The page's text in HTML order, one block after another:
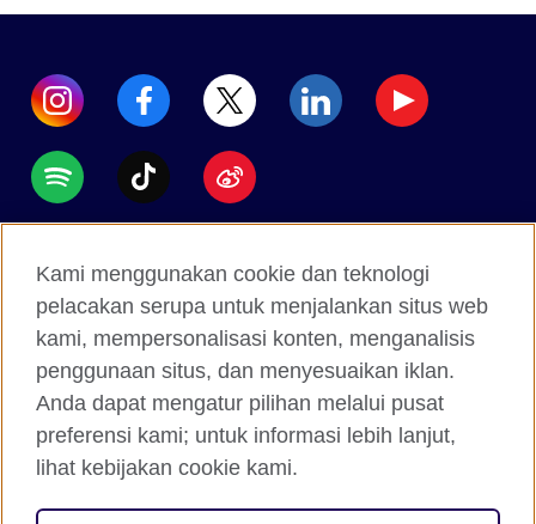
Data protection
Terms of use
Cookies
Sitemap
Kami menggunakan cookie dan teknologi
pelacakan serupa untuk menjalankan situs web
kami, mempersonalisasi konten, menganalisis
penggunaan situs, dan menyesuaikan iklan.
Anda dapat mengatur pilihan melalui pusat
preferensi kami; untuk informasi lebih lanjut,
lihat kebijakan cookie kami.